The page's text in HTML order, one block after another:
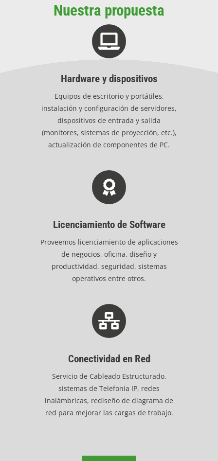
Nuestra propuesta
Hardware y dispositivos
Equipos de escritorio y portátiles,
instalación y configuración de servidores,
dispositivos de entrada y salida
(monitores, sistemas de proyección, etc.),
actualización de componentes de PC.
Licenciamiento de Software
Proveemos licenciamiento de aplicaciones
de negocios, oficina, diseño y
productividad, seguridad, sistemas
operativos entre otros.
Conectividad en Red
Servicio de Cableado Estructurado,
sistemas de Telefonía IP, redes
inalámbricas, rediseño de diagrama de
red para mejorar las cargas de trabajo.